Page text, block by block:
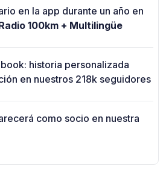
en la app durante un año en
100km + Multilingüe
historia personalizada
en nuestros 218k seguidores
como socio en nuestra